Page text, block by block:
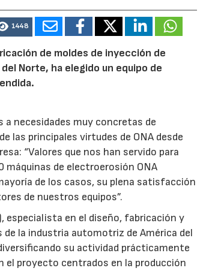
1448
de moldes de inyección de
Norte, ha elegido un equipo de
a necesidades muy concretas de
las principales virtudes de ONA desde
“Valores que nos han servido para
de electroerosión ONA
de los casos, su plena satisfacción
de nuestros equipos”.
especialista en el diseño, fabricación y
la industria automotriz de América del
su actividad prácticamente
el proyecto centrados en la producción